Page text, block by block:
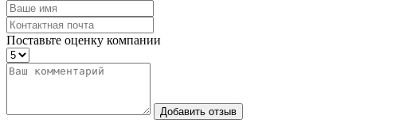
Поставьте оценку компании